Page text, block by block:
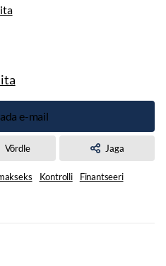
e-mail
Võrdle Jaga
Kontrolli Finantseeri